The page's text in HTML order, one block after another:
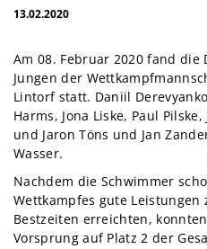
13.02.2020
Am 08. Februar 2020 fand die
Jungen der
Lintorf statt. Daniil
Harms, Jona Liske, Paul
und Jaron Töns und Jan
Wasser.
Nachdem die Schwimmer
Wettkampfes gute Leistungen
Bestzeiten erreichten,
Vorsprung auf Platz 2 der